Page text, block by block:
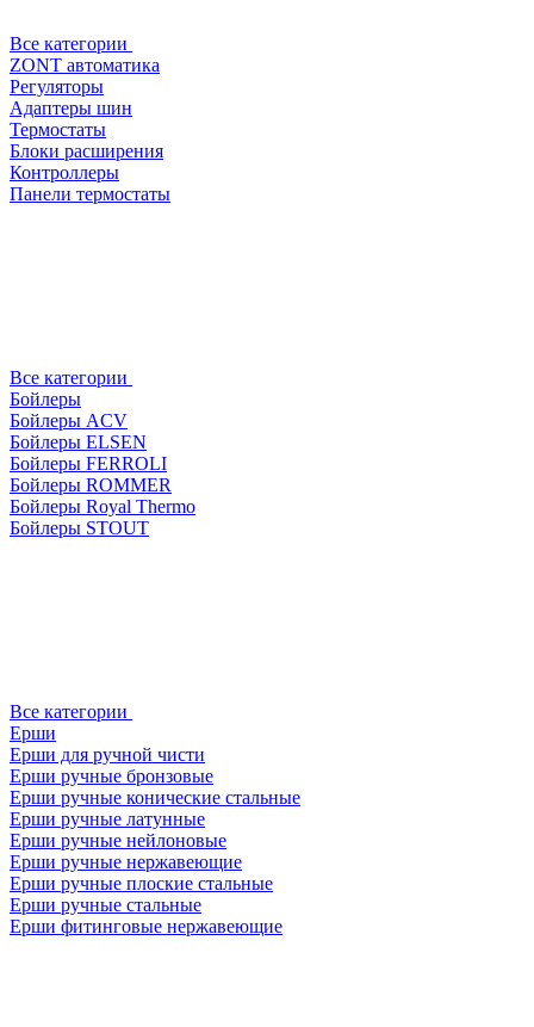
Все категории
ZONT автоматика
Регуляторы
Адаптеры шин
Термостаты
Блоки расширения
Контроллеры
Панели термостаты
Все категории
Бойлеры
Бойлеры ACV
Бойлеры ELSEN
Бойлеры FERROLI
Бойлеры ROMMER
Бойлеры Royal Thermo
Бойлеры STOUT
Все категории
Ерши
Ерши для ручной чисти
Ерши ручные бронзовые
Ерши ручные конические стальные
Ерши ручные латунные
Ерши ручные нейлоновые
Ерши ручные нержавеющие
Ерши ручные плоские стальные
Ерши ручные стальные
Ерши фитинговые нержавеющие